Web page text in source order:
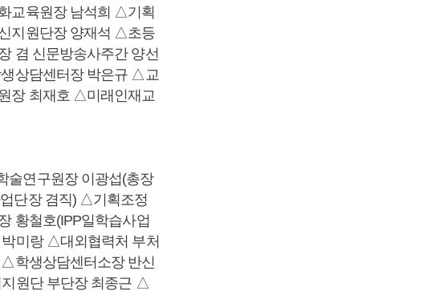
교육원장 남석희 △기획
지원단장 양재석 △초등
겸 신문방송사주간 양선
상담센터장 박은규 △교
장 최재호 △미래인재교
연구원장 이광섭(총장
단장 겸직) △기획조정
황철호(IPP일학습사업
미랑 △대외협력처 부처
학생상담센터소장 반신
원단 부단장 최종근 △